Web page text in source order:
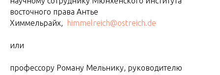
восточного права Антье
Химмельрайх,
himmelreich@ostreich.de
или
профессору Роману Мельнику, руководителю